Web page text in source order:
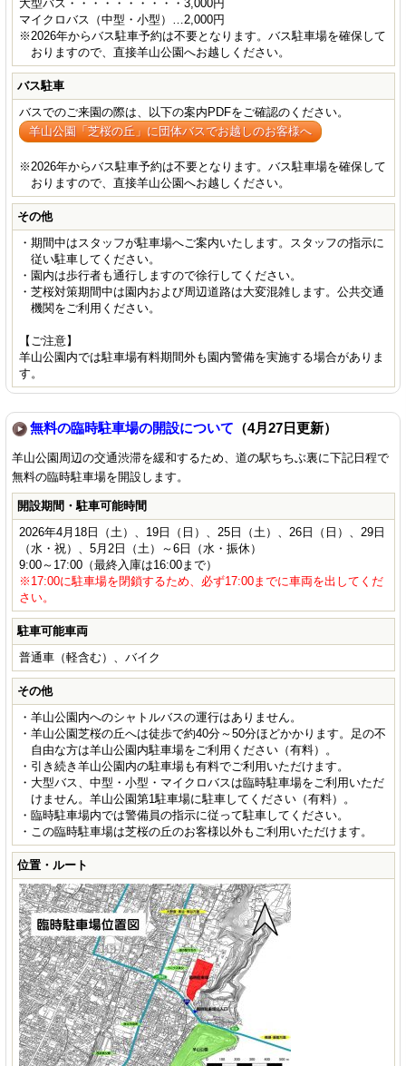
大型バス・・・・・・・・・・3,000円
マイクロバス（中型・小型）…2,000円
※2026年からバス駐車予約は不要となります。バス駐車場を確保して
おりますので、直接羊山公園へお越しください。
バス駐車
バスでのご来園の際は、以下の案内PDFをご確認のください。
羊山公園「芝桜の丘」に団体バスでお越しのお客様へ
※2026年からバス駐車予約は不要となります。バス駐車場を確保して
おりますので、直接羊山公園へお越しください。
その他
・期間中はスタッフが駐車場へご案内いたします。スタッフの指示に
従い駐車してください。
・園内は歩行者も通行しますので徐行してください。
・芝桜対策期間中は園内および周辺道路は大変混雑します。公共交通
機関をご利用ください。
【ご注意】
羊山公園内では駐車場有料期間外も園内警備を実施する場合がありま
す。
無料の臨時駐車場の開設について （4月27日更新）
羊山公園周辺の交通渋滞を緩和するため、道の駅ちちぶ裏に下記日程で
無料の臨時駐車場を開設します。
開設期間・駐車可能時間
2026年4月18日（土）、19日（日）、25日（土）、26日（日）、29日
（水・祝）、5月2日（土）～6日（水・振休）
9:00～17:00（最終入庫は16:00まで）
※17:00に駐車場を閉鎖するため、必ず17:00までに車両を出してくだ
さい。
駐車可能車両
普通車（軽含む）、バイク
その他
・羊山公園内へのシャトルバスの運行はありません。
・羊山公園芝桜の丘へは徒歩で約40分～50分ほどかかります。足の不
自由な方は羊山公園内駐車場をご利用ください（有料）。
・引き続き羊山公園内の駐車場も有料でご利用いただけます。
・大型バス、中型・小型・マイクロバスは臨時駐車場をご利用いただ
けません。羊山公園第1駐車場に駐車してください（有料）。
・臨時駐車場内では警備員の指示に従って駐車してください。
・この臨時駐車場は芝桜の丘のお客様以外もご利用いただけます。
位置・ルート